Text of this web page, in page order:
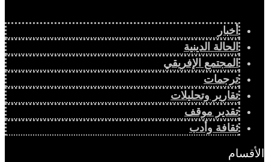
أخبار
الحالة الدينية
المجتمع الإفريقي
ترجمات
تقارير وتحليلات
تقدير موقف
ثقافة وأدب
الأقسام